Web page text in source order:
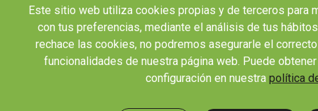
Este sitio web utiliza cookies propias y de terceros para
con tus preferencias, mediante el análisis de tus
rechace las cookies, no podremos asegurarle el
funcionalidades de nuestra página web. Puede
configuración en nuestra política